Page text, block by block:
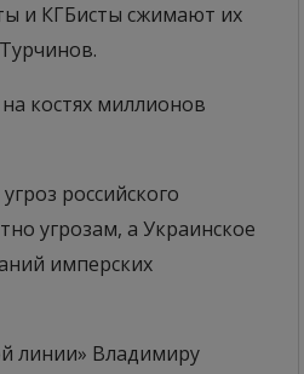
и КГБисты сжимают их
костях миллионов
российского
угрозам, а Украинское
имперских
линии» Владимиру